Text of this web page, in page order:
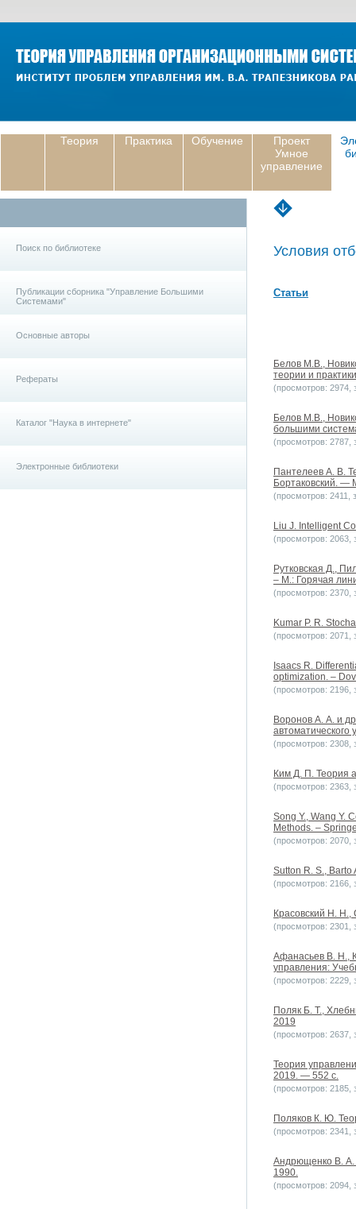
Теория Практика Обучение
Проект
Умное
управление
Поиск по библиотеке
Публикации сборника "Управление Большими
Системами"
Основные авторы
Рефераты
Каталог "Наука в интернете"
Электронные библиотеки
Условия
Статьи
Белов М.В.,
теории и
(просмотров: 2974,
Белов М.В.,
большими
(просмотров: 2787,
Пантелеев А. В.
Бортаковский.
(просмотров: 2411,
Liu J. Intelligent
(просмотров: 2063,
Рутковская Д.,
– М.: Горячая
(просмотров: 2370,
Kumar P. R.
(просмотров: 2071,
Isaacs R.
optimization. –
(просмотров: 2196,
Воронов А. А. и
(просмотров: 2308,
Ким Д. П. Теория
(просмотров: 2363,
Song Y., Wang Y.
Methods. –
(просмотров: 2070,
Sutton R. S.,
(просмотров: 2166,
Красовский Н.
(просмотров: 2301,
Афанасьев В. Н.,
управления:
(просмотров: 2229,
Поляк Б. Т.,
2019
(просмотров: 2637,
Теория
2019. — 552 с.
(просмотров: 2185,
Поляков К. Ю.
(просмотров: 2341,
Андрющенко В. А.
1990.
(просмотров: 2094,